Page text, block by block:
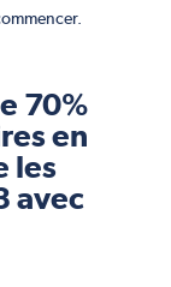
70%
en
les
avec